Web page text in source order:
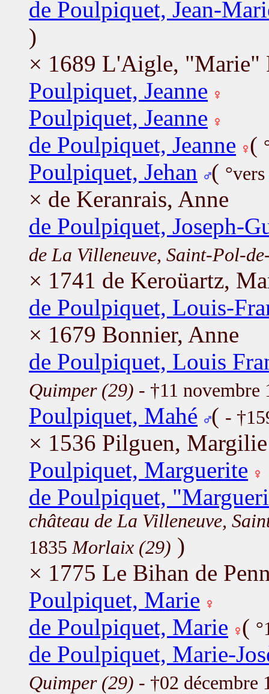
de Poulpiquet, Jean-
)
× 1689 L'Aigle, "Marie"
Poulpiquet, Jeanne
Poulpiquet, Jeanne
de Poulpiquet, Jeanne (
Poulpiquet, Jehan (
× de Keranrais, Anne
de Poulpiquet, Joseph-
de La Villeneuve, Saint-Pol-
× 1741 de Keroüartz,
de Poulpiquet, Louis-
× 1679 Bonnier, Anne
de Poulpiquet, Louis
Quimper (29) - †11 novembre
Poulpiquet, Mahé ( -
× 1536 Pilguen, Margilie
Poulpiquet, Marguerite
de Poulpiquet,
château de La Villeneuve,
1835 Morlaix (29) )
× 1775 Le Bihan de
Poulpiquet, Marie
de Poulpiquet, Marie (
de Poulpiquet, Marie-
Quimper (29) - †02 décembre